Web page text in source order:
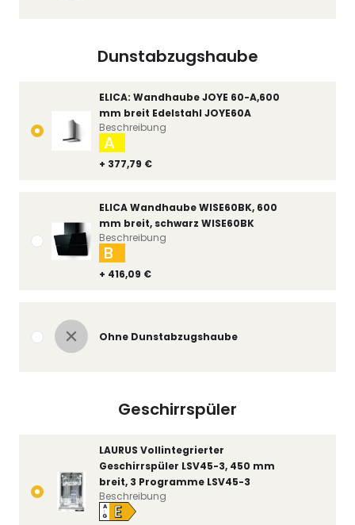
Dunstabzugshaube
ELICA: Wandhaube JOYE 60-A,600
mm breit Edelstahl JOYE60A
+ 377,79 €
A
Beschreibung
ELICA Wandhaube WISE60BK, 600
mm breit, schwarz WISE60BK
+ 416,09 €
B
Beschreibung
Ohne Dunstabzugshaube
Geschirrspüler
LAURUS Vollintegrierter
Geschirrspüler LSV45-3, 450 mm
breit, 3 Programme LSV45-3
A
↑
G E
Beschreibung